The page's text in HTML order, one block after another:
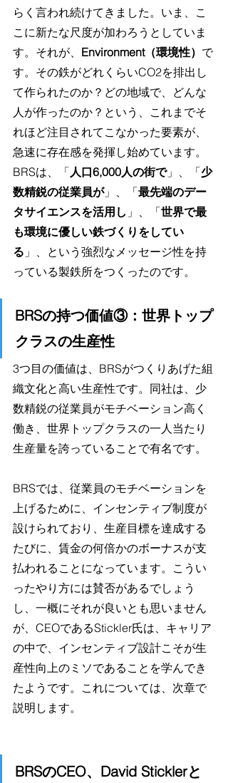
らく言われ続けてきました。いま、こ
こに新たな尺度が加わろうとしていま
す。それが、 Environment（環境性） で
す。その鉄がどれくらいCO2を排出し
て作られたのか？どの地域で、どんな
人が作ったのか？という、これまでそ
れほど注目されてこなかった要素が、
急速に存在感を発揮し始めています。
BRSは、「 人口6,000人の街で」、「少
数精鋭の従業員が」、「最先端のデー
タサイエンスを活用し 」、「世界で最
も環境に優しい鉄づくりをしてい
る 」、という強烈なメッセージ性を持
っている製鉄所をつくったのです。
BRSの持つ価値③：世界トップ
クラスの生産性
3つ目の価値は、BRSがつくりあげた組
織文化と高い生産性です。同社は、少
数精鋭の従業員がモチベーション高く
働き、世界トップクラスの一人当たり
生産量を誇っていることで有名です。
BRSでは、従業員のモチベーションを
上げるために、インセンティブ制度が
設けられており、生産目標を達成する
たびに、賃金の何倍かのボーナスが支
払われることになっています。こうい
ったやり方には賛否があるでしょう
し、一概にそれが良いとも思いません
が、CEOであるStickler氏は、キャリア
の中で、インセンティブ設計こそが生
産性向上のミソであることを学んでき
たようです。これについては、次章で
説明します。
BRSのCEO、David Sticklerと